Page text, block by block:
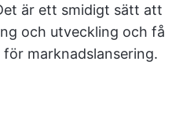
är ett smidigt sätt att
och utveckling och få
marknadslansering.